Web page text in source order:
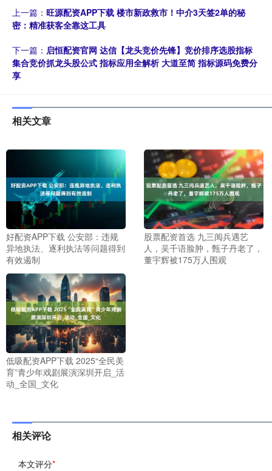
上一篇： 旺源配资APP下载 楼市新政救市！中介3天签2单的秘
密：精准获客全靠这工具
下一篇： 启恒配资官网 达信【龙头竞价先锋】竞价排序选股指标
集合竞价抓龙头股公式 指标应用全解析 大道至简 指标源码免费分
享
相关文章
好配资APP下载 公安部：违规
异地执法、逐利执法等问题得到
有效遏制
股票配资首选 九三阅兵遇艺
人，吴千语脸肿，甄子丹老了，
董宇辉被175万人围观
低吸配资APP下载 2025“全民美
育”青少年戏剧展演深圳开启_活
动_全国_文化
相关评论
本文评分*